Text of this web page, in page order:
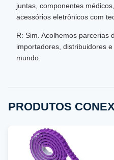
juntas, componentes
acessórios eletrônicos com
R: Sim. Acolhemos parcerias
importadores, distribuidores
mundo.
PRODUTOS